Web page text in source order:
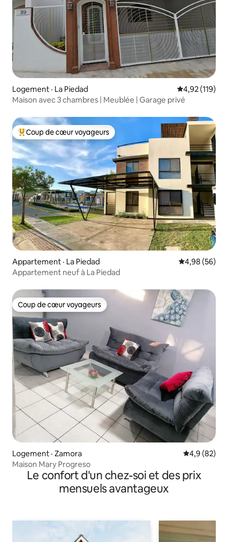
Logement · La Piedad Note
4,92 (119)
Maison avec 3 chambres | Meublée | Garage privé
Coup de cœur voyageurs parmi les plus aimés
Coup de cœur voyageurs
Appartement · La Piedad Note
4,98 (56)
Appartement neuf à La Piedad
Coup de cœur voyageurs
Coup de cœur voyageurs
Logement · Zamora Note
4,9 (82)
Maison Mary Progreso
Le confort d'un chez-soi et des prix
mensuels avantageux